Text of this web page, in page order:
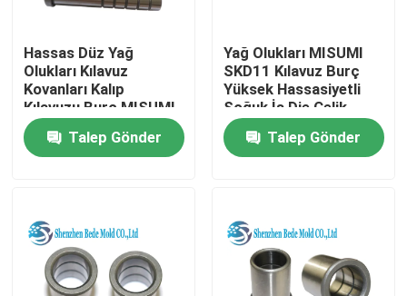
Ürün:% s
Hassas Düz Yağ
Olukları Kılavuz
Kovanları Kalıp
Kılavuzu Burç MISUMI
Standardı
Talep Gönder
Yağ Olukları MISUMI
SKD11 Kılavuz Burç
Yüksek Hassasiyetli
Soğuk İş Die Çelik
Malzeme
Talep Gönder